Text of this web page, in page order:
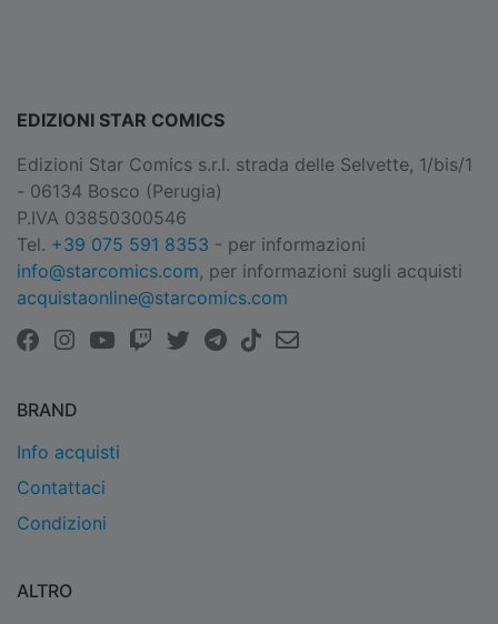
EDIZIONI STAR COMICS
Edizioni Star Comics s.r.l. strada delle Selvette, 1/bis/1
- 06134 Bosco (Perugia)
P.IVA 03850300546
Tel. +39 075 591 8353 - per informazioni
info@starcomics.com, per informazioni sugli acquisti
acquistaonline@starcomics.com
BRAND
Info acquisti
Contattaci
Condizioni
ALTRO